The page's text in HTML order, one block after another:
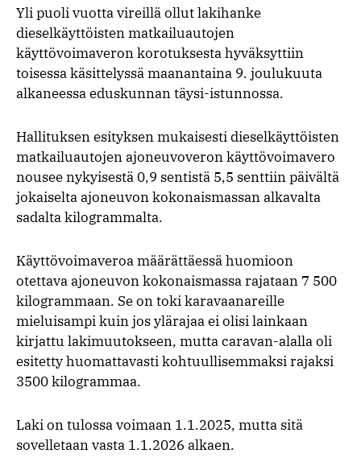
Yli puoli vuotta vireillä ollut lakihanke
dieselkäyttöisten matkailuautojen
käyttövoimaveron korotuksesta hyväksyttiin
toisessa käsittelyssä maanantaina 9. joulukuuta
alkaneessa eduskunnan täysi-istunnossa.
Hallituksen esityksen mukaisesti dieselkäyttöisten
matkailuautojen ajoneuvoveron käyttövoimavero
nousee nykyisestä 0,9 sentistä 5,5 senttiin päivältä
jokaiselta ajoneuvon kokonaismassan alkavalta
sadalta kilogrammalta.
Käyttövoimaveroa määrättäessä huomioon
otettava ajoneuvon kokonaismassa rajataan 7 500
kilogrammaan. Se on toki karavaanareille
mieluisampi kuin jos ylärajaa ei olisi lainkaan
kirjattu lakimuutokseen, mutta caravan-alalla oli
esitetty huomattavasti kohtuullisemmaksi rajaksi
3500 kilogrammaa.
Laki on tulossa voimaan 1.1.2025, mutta sitä
sovelletaan vasta 1.1.2026 alkaen.